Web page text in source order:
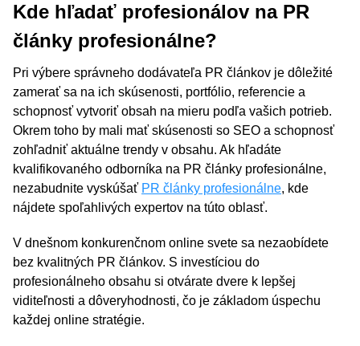
Kde hľadať profesionálov na PR
články profesionálne?
Pri výbere správneho dodávateľa PR článkov je dôležité
zamerať sa na ich skúsenosti, portfólio, referencie a
schopnosť vytvoriť obsah na mieru podľa vašich potrieb.
Okrem toho by mali mať skúsenosti so SEO a schopnosť
zohľadniť aktuálne trendy v obsahu. Ak hľadáte
kvalifikovaného odborníka na PR články profesionálne,
nezabudnite vyskúšať PR články profesionálne, kde
nájdete spoľahlivých expertov na túto oblasť.
V dnešnom konkurenčnom online svete sa nezaobídete
bez kvalitných PR článkov. S investíciou do
profesionálneho obsahu si otvárate dvere k lepšej
viditeľnosti a dôveryhodnosti, čo je základom úspechu
každej online stratégie.